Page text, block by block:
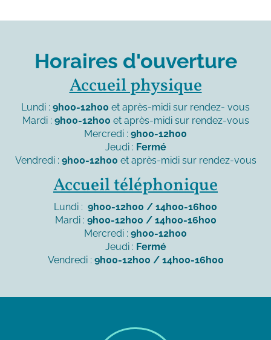
Horaires d'ouverture
Accueil physique
Lundi : 9h00-12h00 et après-midi sur rendez- vous
Mardi : 9h00-12h00 et après-midi sur rendez-vous
Mercredi : 9h00-12h00
Jeudi : Fermé
Vendredi : 9h00-12h00 et après-midi sur rendez-vous
Accueil téléphonique
Lundi : 9h00-12h00 / 14h00-16h00
Mardi : 9h00-12h00 / 14h00-16h00
Mercredi : 9h00-12h00
Jeudi : Fermé
Vendredi : 9h00-12h00 / 14h00-16h00